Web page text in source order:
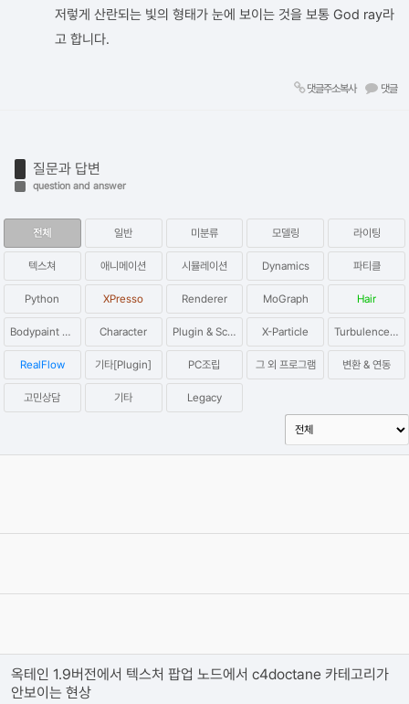
저렇게 산란되는 빛의 형태가 눈에 보이는 것을 보통 God ray라
고 합니다.
댓글주소복사 댓글
질문과 답변
question and answer
전체 일반 미분류 모델링 라이팅
텍스쳐 애니메이션 시뮬레이션 Dynamics 파티클
Python XPresso Renderer MoGraph Hair
Bodypaint 3D Character Plugin & Script X-Particle Turbulence FD
RealFlow 기타[Plugin] PC조립 그 외 프로그램 변환 & 연동
고민상담 기타 Legacy
옥테인 1.9버전에서 텍스처 팝업 노드에서 c4doctane 카테고리가
안보이는 현상